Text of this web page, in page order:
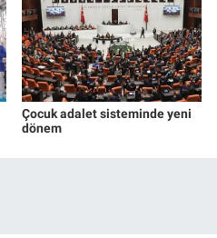
Çocuk adalet sisteminde yeni
dönem